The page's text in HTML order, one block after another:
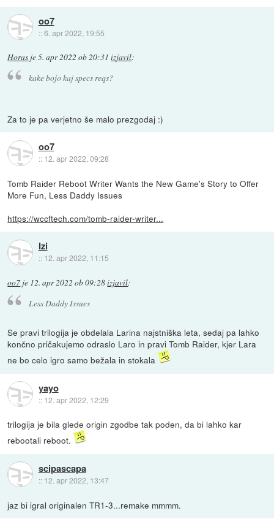
oo7
::6. apr 2022, 19:55
Horas je5. apr 2022 ob 20:31 izjavil:
kake bojo kaj specs reqs?
Za to je pa verjetno še malo prezgodaj :)
oo7
:: 12. apr 2022, 09:28
Tomb Raider Reboot Writer Wants the New Game's Story to Offer
More Fun, Less Daddy Issues
https://wccftech.com/tomb-raider-writer...
Izi
:: 12. apr 2022, 11:15
oo7 je 12. apr 2022 ob 09:28izjavil:
Less Daddy Issues
Se pravi trilogija je obdelala Larina najstniška leta, sedaj pa lahko
končno pričakujemo odraslo Laro in pravi Tomb Raider, kjer Lara
ne bo celo igro samo bežala in stokala
yayo
:: 12. apr 2022, 12:29
trilogija je bila glede origin zgodbe tak poden, da bi lahko kar
rebootali reboot.
scipascapa
:: 12. apr 2022, 13:47
jaz bi igral originalen TR1-3...remake mmmm.